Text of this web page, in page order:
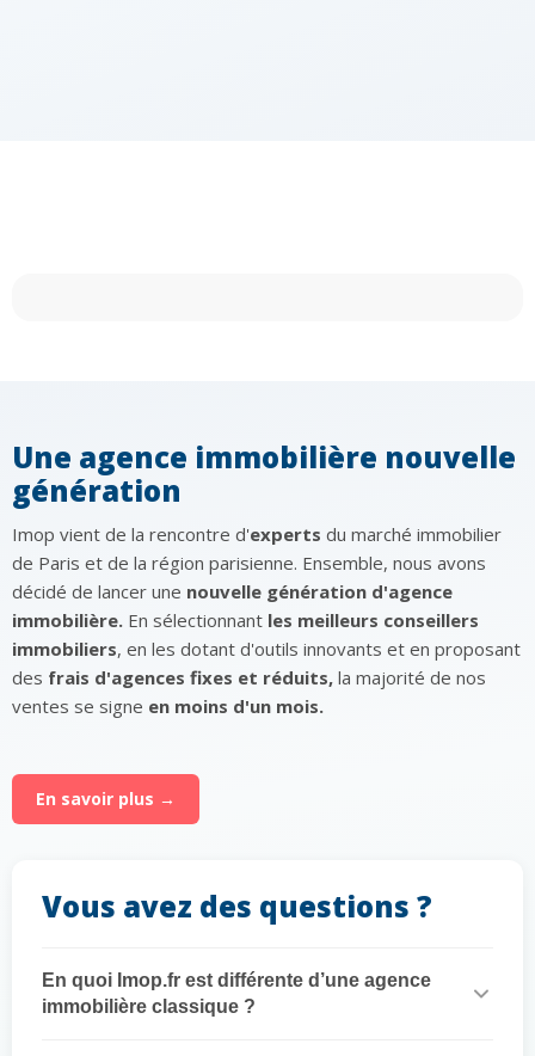
Une agence immobilière nouvelle
génération
Imop vient de la rencontre d'experts du marché immobilier
de Paris et de la région parisienne. Ensemble, nous avons
décidé de lancer une nouvelle génération d'agence
immobilière. En sélectionnant les meilleurs conseillers
immobiliers, en les dotant d'outils innovants et en proposant
des frais d'agences fixes et réduits, la majorité de nos
ventes se signe en moins d'un mois.
En savoir plus →
Vous avez des questions ?
En quoi Imop.fr est différente d’une agence
immobilière classique ?